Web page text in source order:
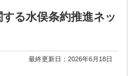
る水俣条約推進ネッ
最終更新日：2026年6月18日